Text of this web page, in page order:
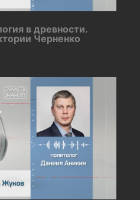
в древности.
Черненко